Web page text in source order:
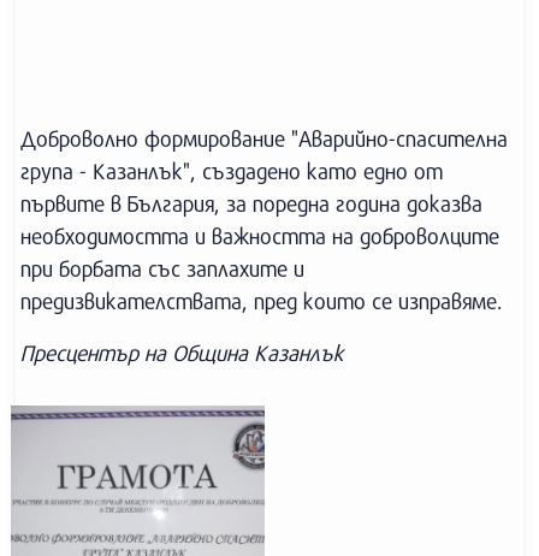
Доброволно формирование "Аварийно-спасителна
група - Казанлък", създадено като едно от
първите в България, за поредна година доказва
необходимостта и важността на доброволците
при борбата със заплахите и
предизвикателствата, пред които се изправяме.
Пресцентър на Община Казанлък